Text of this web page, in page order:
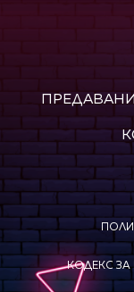
КОДЕКС ЗА